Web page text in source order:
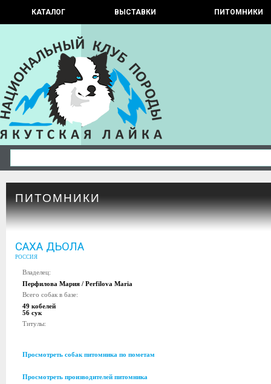
КАТАЛОГ ВЫСТАВКИ ПИТОМНИКИ
ПИТОМНИКИ
САХА ДЬОЛА
РОССИЯ
Владелец:
Перфилова Мария / Perfilova Maria
Всего собак в базе:
49 кобелей
56 сук
Титулы:
Просмотреть собак питомника по пометам
Просмотреть производителей питомника